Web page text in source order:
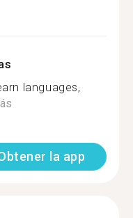
languages,
la app